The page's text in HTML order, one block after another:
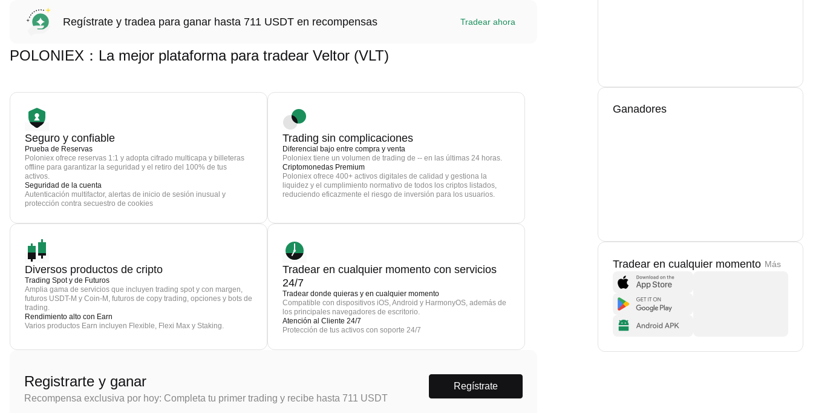
Regístrate y tradea para ganar hasta 711 USDT en recompensas Tradear ahora
POLONIEX：La mejor plataforma para tradear Veltor (VLT)
Seguro y confiable
Prueba de Reservas
Poloniex ofrece reservas 1:1 y adopta cifrado multicapa y billeteras
offline para garantizar la seguridad y el retiro del 100% de tus
activos.
Seguridad de la cuenta
Autenticación multifactor, alertas de inicio de sesión inusual y
protección contra secuestro de cookies
Trading sin complicaciones
Diferencial bajo entre compra y venta
Poloniex tiene un volumen de trading de -- en las últimas 24 horas.
Criptomonedas Premium
Poloniex ofrece 400+ activos digitales de calidad y gestiona la
liquidez y el cumplimiento normativo de todos los criptos listados,
reduciendo eficazmente el riesgo de inversión para los usuarios.
Diversos productos de cripto
Trading Spot y de Futuros
Amplia gama de servicios que incluyen trading spot y con margen,
futuros USDT-M y Coin-M, futuros de copy trading, opciones y bots de
trading.
Rendimiento alto con Earn
Varios productos Earn incluyen Flexible, Flexi Max y Staking.
Tradear en cualquier momento con servicios
24/7
Tradear donde quieras y en cualquier momento
Compatible con dispositivos iOS, Android y HarmonyOS, además de
los principales navegadores de escritorio.
Atención al Cliente 24/7
Protección de tus activos con soporte 24/7
Registrarte y ganar
Recompensa exclusiva por hoy: Completa tu primer trading y recibe hasta 711 USDT
Regístrate
Ganadores
Tradear en cualquier momento Más